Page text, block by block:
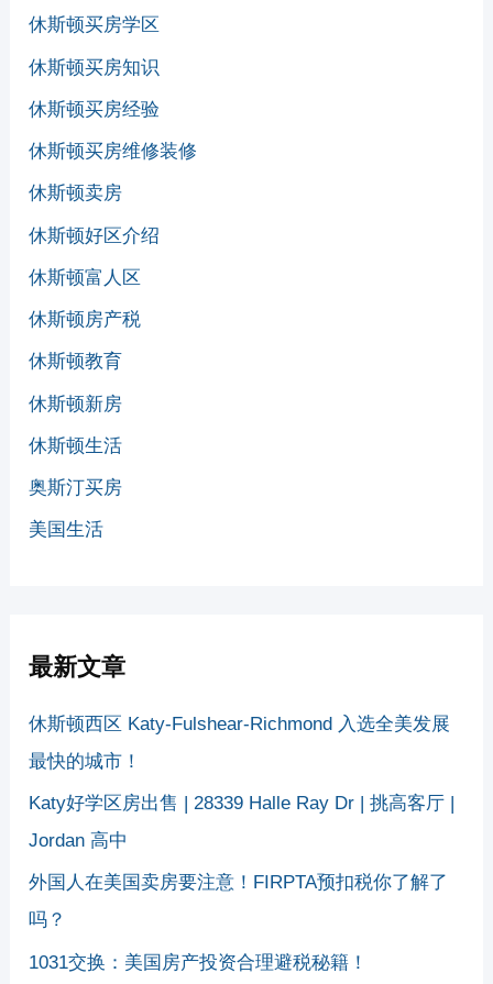
休斯顿买房学区
休斯顿买房知识
休斯顿买房经验
休斯顿买房维修装修
休斯顿卖房
休斯顿好区介绍
休斯顿富人区
休斯顿房产税
休斯顿教育
休斯顿新房
休斯顿生活
奥斯汀买房
美国生活
最新文章
休斯顿西区 Katy-Fulshear-Richmond 入选全美发展
最快的城市！
Katy好学区房出售 | 28339 Halle Ray Dr | 挑高客厅 |
Jordan 高中
外国人在美国卖房要注意！FIRPTA预扣税你了解了
吗？
1031交换：美国房产投资合理避税秘籍！